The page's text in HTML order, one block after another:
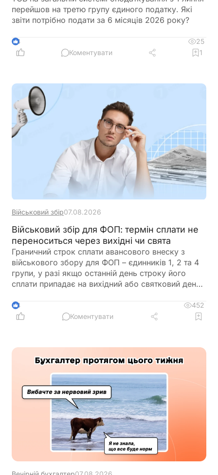
перейшов на третю групу єдиного податку. Які
звіти потрібно подати за 6 місяців 2026 року?
4
25
Коментувати
1
Військовий збір07.08.2026
Військовий збір для ФОП: термін сплати не
переноситься через вихідні чи свята
Граничний строк сплати авансового внеску з
військового збору для ФОП – єдинників 1, 2 та 4
групи, у разі якщо останній день строку його
сплати припадає на вихідний або святковий день,
за вихідним або святковим днем
4
452
Коментувати